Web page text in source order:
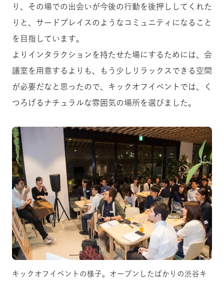
り、その場での出会いが今後の行動を後押ししてくれた
りと、サードプレイスのようなコミュニティになること
を目指しています。
よりインタラクションを持たせた場にするためには、会
議室を用意するよりも、もう少しリラックスできる空間
が必要だなと思ったので、キックオフイベントでは、く
つろげるナチュラルな雰囲気の場所を選びました。
キックオフイベントの様子。オープンしたばかりの渋谷キ